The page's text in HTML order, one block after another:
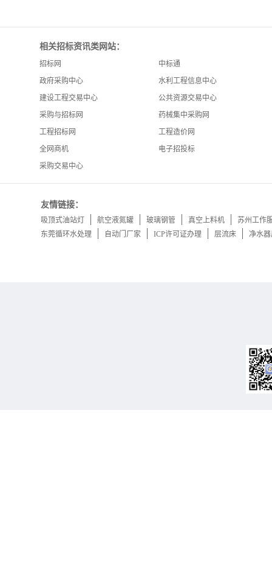
相关招标资讯类网站：
招标网
中标通
政府采购中心
水利工程信息中心
建设工程交易中心
公共资源交易中心
采购与招标网
药械集中采购网
工程招标网
工程造价网
全网商机
电子招投标
采购交易中心
友情链接：
吸顶式油站灯 航空液氮罐 玻璃钢管 真空上料机
苏州工作
东莞循环水处理
自动门厂家 ICP许可证办理 层流床 净水